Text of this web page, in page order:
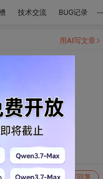
技术交流 BUG记录 ...
写回复
用AI写文章